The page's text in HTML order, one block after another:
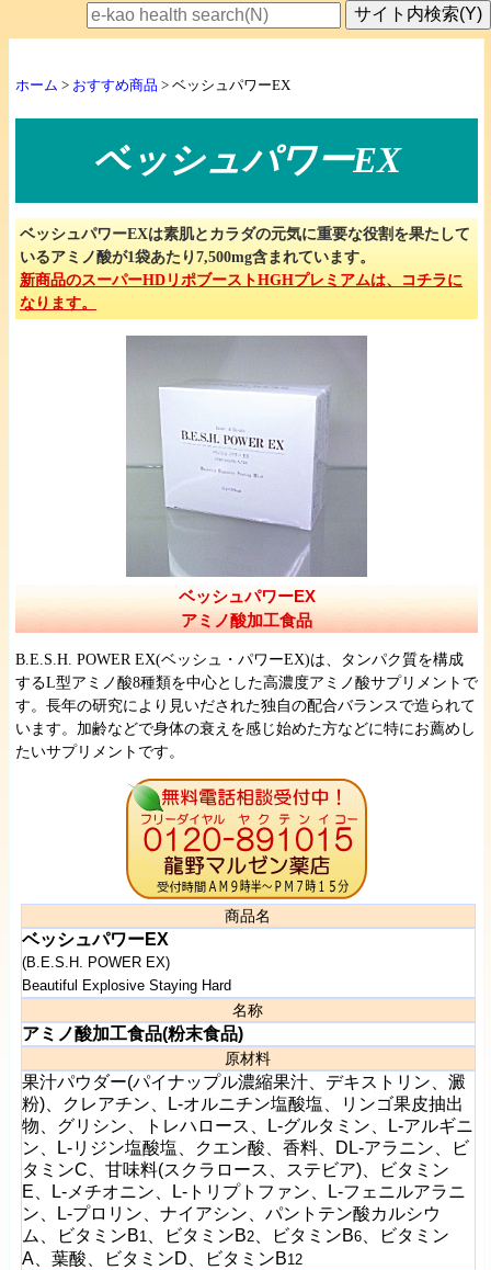
ホーム > おすすめ商品 > ベッシュパワーEX
ベッシュパワーEX
ベッシュパワーEXは素肌とカラダの元気に重要な役割を果たして
いるアミノ酸が1袋あたり7,500mg含まれています。
新商品のスーパーHDリポブーストHGHプレミアムは、コチラに
なります。
ベッシュパワーEX
アミノ酸加工食品
B.E.S.H. POWER EX(ベッシュ・パワーEX)は、タンパク質を構成
するL型アミノ酸8種類を中心とした高濃度アミノ酸サプリメントで
す。長年の研究により見いだされた独自の配合バランスで造られて
います。加齢などで身体の衰えを感じ始めた方などに特にお薦めし
たいサプリメントです。
商品名
ベッシュパワーEX
(B.E.S.H. POWER EX)
Beautiful Explosive Staying Hard
名称
アミノ酸加工食品(粉末食品)
原材料
果汁パウダー(パイナップル濃縮果汁、デキストリン、澱
粉)、クレアチン、L-オルニチン塩酸塩、リンゴ果皮抽出
物、グリシン、トレハロース、L-グルタミン、L-アルギニ
ン、L-リジン塩酸塩、クエン酸、香料、DL-アラニン、ビ
タミンC、甘味料(スクラロース、ステビア)、ビタミン
E、L-メチオニン、L-トリプトファン、L-フェニルアラニ
ン、L-プロリン、ナイアシン、パントテン酸カルシウ
ム、ビタミンB1 、ビタミンB2、ビタミンB6、ビタミン
A、葉酸、ビタミンD、ビタミンB12